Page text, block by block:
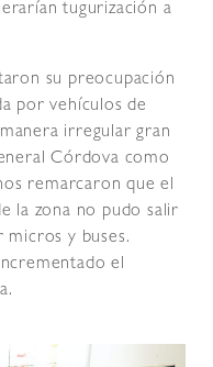
tugurización a
su preocupación
por vehículos de
irregular gran
Córdova como
remarcaron que el
la zona no pudo salir
micros y buses.
el